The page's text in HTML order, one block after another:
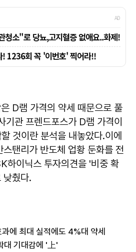
D램 가격의 약세 때문으로 풀
기관 프렌드포스가 D램 가격이
것이란 분석을 내놓았다.이에
탠리가 반도체 업황 둔화를 전
하이닉스 투자의견을 '비중 확
낮췄다.
에 최대 실적에도 4%대 약세
대 기대감에 '上'